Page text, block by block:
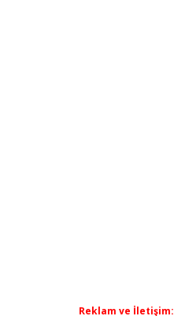
Reklam ve İletişim: